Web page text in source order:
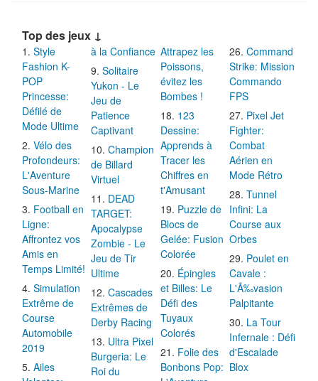
Top des jeux ↓
Style
Fashion K-
POP
Princesse:
Défilé de
Mode Ultime
Vélo des
Profondeurs:
L'Aventure
Sous-Marine
Football en
Ligne:
Affrontez vos
Amis en
Temps Limité!
Simulation
Extrême de
Course
Automobile
2019
Ailes
à la Confiance
Solitaire
Yukon - Le
Jeu de
Patience
Captivant
Champion
de Billard
Virtuel
DEAD
TARGET:
Apocalypse
Zombie - Le
Jeu de Tir
Ultime
Cascades
Extrêmes de
Derby Racing
Ultra Pixel
Burgeria: Le
Roi du
Attrapez les
Poissons,
évitez les
Bombes !
123
Dessine:
Apprends à
Tracer les
Chiffres en
t'Amusant
Puzzle de
Blocs de
Gelée: Fusion
Colorée
Épingles
et Billes: Le
Défi des
Tuyaux
Colorés
Folie des
Bonbons Pop:
Command
Strike: Mission
Commando
FPS
Pixel Jet
Fighter:
Combat
Aérien en
Mode Rétro
Tunnel
Infini: La
Course aux
Orbes
Poulet en
Cavale :
L'Ã‰vasion
Palpitante
La Tour
Infernale : Défi
d'Escalade
Blox